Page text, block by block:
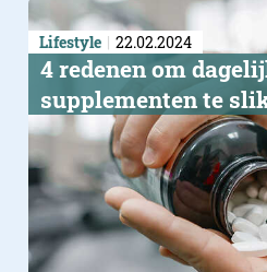
Producten
Lifestyle 22.02.2024
4 redenen om
supplementen te